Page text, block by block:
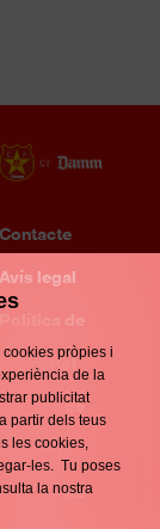
Enllaços
d'interès
Contacte
Footer
menu
Avís legal
Política de
privacitat
Política de
cookies
Política de
pròpies i
de la
publicitat
partir dels teus
les cookies,
les. Tu poses
la nostra